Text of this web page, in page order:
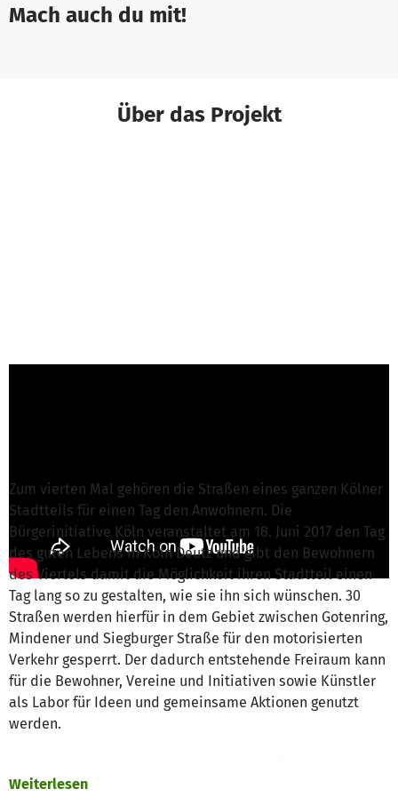
Mach auch du mit!
Über das Projekt
Zum vierten Mal gehören die Straßen eines ganzen Kölner
Stadtteils für einen Tag den Anwohnern. Die
Bürgerinitiative Köln veranstaltet am 18. Juni 2017 den Tag
des guten Lebens in Köln Deutz und gibt den Bewohnern
des Viertels damit die Möglichkeit ihren Stadtteil einen
Tag lang so zu gestalten, wie sie ihn sich wünschen. 30
Straßen werden hierfür in dem Gebiet zwischen Gotenring,
Mindener und Siegburger Straße für den motorisierten
Verkehr gesperrt. Der dadurch entstehende Freiraum kann
für die Bewohner, Vereine und Initiativen sowie Künstler
als Labor für Ideen und gemeinsame Aktionen genutzt
werden.
Kaffee vor der Haustür, ein Schwätzchen mit Nachbarn,
Weiterlesen